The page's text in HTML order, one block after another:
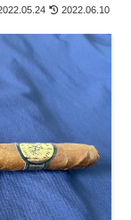
2022.06.10